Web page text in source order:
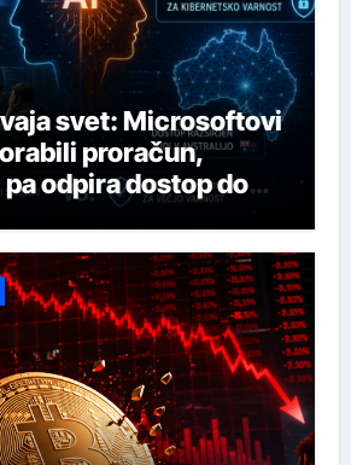
svet: Microsoftovi
proračun,
odpira dostop do
AI-ja